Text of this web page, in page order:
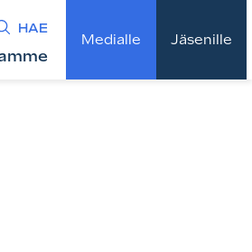
HAE
Medialle Jäsenille